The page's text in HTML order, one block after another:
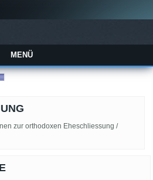
MENÜ
zur orthodoxen Eheschliessung /